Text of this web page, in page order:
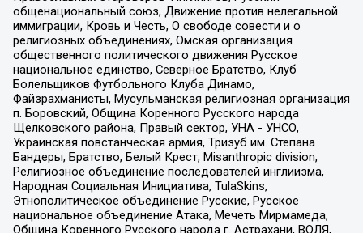
общенациональный союз, Движение против нелегальной
иммиграции, Кровь и Честь, О свободе совести и о
религиозных объединениях, Омская организация
общественного политического движения Русское
национальное единство, Северное Братство, Клуб
Болельщиков Футбольного Клуба Динамо,
Файзрахманисты, Мусульманская религиозная организация
п. Боровский, Община Коренного Русского народа
Щелковского района, Правый сектор, УНА - УНСО,
Украинская повстанческая армия, Тризуб им. Степана
Бандеры, Братство, Белый Крест, Misanthropic division,
Религиозное объединение последователей инглиизма,
Народная Социальная Инициатива, TulaSkins,
Этнополитическое объединение Русские, Русское
национальное объединение Атака, Мечеть Мирмамеда,
Община Коренного Русского народа г. Астрахани, ВОЛЯ,